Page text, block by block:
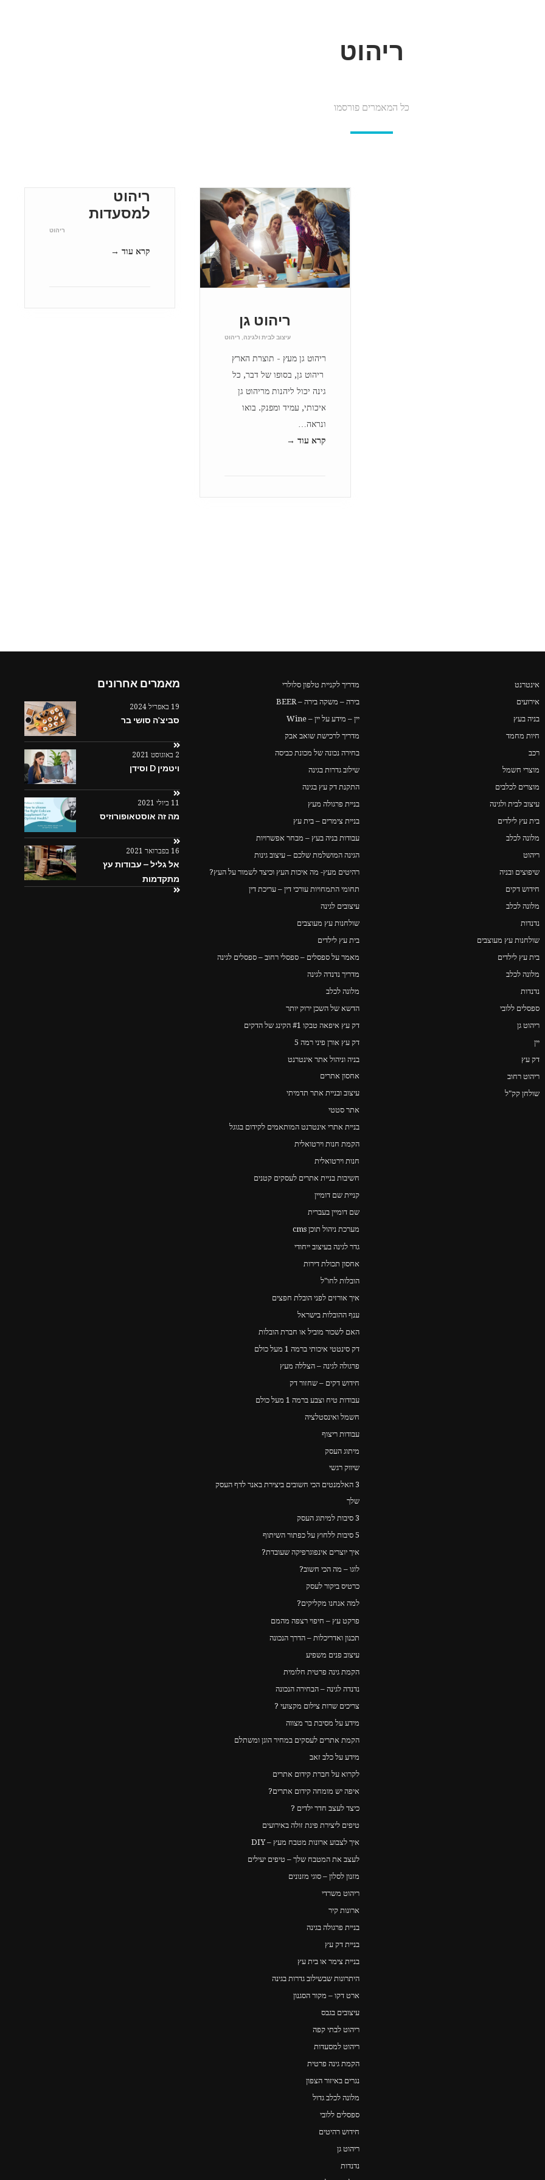
ריהוט
כל המאמרים פורסמו
ריהוט
למסעדות
ריהוט
קרא עוד →
ריהוט גן
עיצוב לבית ולגינה, ריהוט
ריהוט גן מעץ - תוצרת הארץ
ריהוט גן, בסופו של דבר, כל
גינה יכול ליהנות מריהוט גן
איכותי, עמיד ומפנק. בואו
ונראה…
קרא עוד →
מאמרים אחרונים
19 באפריל 2024
סביצ'ה סושי בר
2 באוגוסט 2021
ויטמין D וסידן
11 ביולי 2021
מה זה אוסטאופורוזיס
16 בפברואר 2021
אל גליל – עבודות עץ
מתקדמות
מדריך לקניית טלפון סלולרי
בירה – משקה בירה – BEER
יין – מידע על יין – Wine
מדריך לרכישת שואב אבק
בחירה נכונה של מכונת כביסה
שילוב גדרות בגינה
התקנת דק עץ בגינה
בניית פרגולה מעץ
בניית צימרים – בית עץ
עבודות בניה בעץ – מבחר אפשרויות
הגינה המושלמת שלכם – עיצוב גינות
רהיטים מעץ- מה איכות העץ וכיצד לשמור על העץ?
תחומי התמחויות עורכי דין – עריכת דין
עיצובים לגינה
שולחנות עץ מעוצבים
בית עץ לילדים
מאמר על ספסלים – ספסלי רחוב – ספסלים לגינה
מדריך נדנדה לגינה
מלונה לכלב
הדשא של השכן ירוק יותר
דק עץ איפאה טבקו #1 הקינג של הדקים
דק עץ אורן פיני רמה 5
בניה וניהול אתר אינטרנט
אחסון אתרים
עיצוב ובניית אתר תדמיתי
אתר סטטי
בניית אתרי אינטרנט המותאמים לקידום בגוגל
הקמת חנות וירטואלית
חנות וירטואלית
חשיבות בניית אתרים לעסקים קטנים
קניית שם דומיין
שם דומיין בעברית
מערכת ניהול תוכן cms
גדר לגינה בעיצוב ייחודי
אחסון תכולת דירות
הובלות לחו"ל
איך אורזים לפני הובלת חפצים
ענף ההובלות בישראל
האם לשכור מוביל או חברת הובלות
דק סינטטי איכותי ברמה 1 מעל כולם
פרגולה לגינה – הצללה מעץ
חידוש דקים – שחזור דק
עבודות טיח וצבע ברמה 1 מעל כולם
חשמל ואינסטלציה
עבודות ריצוף
מיתוג העסק
שיווק רגשי
3 האלמנטים הכי חשובים ביצירת באנר לדף העסק
שלך
3 סיבות למיתוג העסק
5 סיבות ללחוץ על כפתור השיתוף
איך יוצרים אינפוגרפיקה שעובדת?
לוגו – מה הכי חשוב?
כרטיס ביקור לעסק
למה אנחנו מקליקים?
פרקט עץ – חיפוי רצפה מהמם
תכנון ואדריכלות – הדרך הנכונה
עיצוב פנים משפיע
הקמת גינה פרטית חלומית
נדנדה לגינה – הבחירה הנכונה
צריכים שרות צילום מקצועי ?
מידע על מסיבת בר מצווה
הקמת אתרים לעסקים במחיר הוגן ומשתלם
מידע על כלב זאב
לקרוא על חברת קידום אתרים
איפה יש מומחה קידום אתרים?
כיצד לעצב חדר ילדים ?
טיפים ליצירת פינת זולה באירועים
איך לצבוע ארונות מטבח מעץ – DIY
לעצב את המטבח שלך – טיפים יעילים
מזנון לסלון – סוגי מזנונים
ריהוט משרדי
ארונות קיר
בניית פרגולה בגינה
בניית דק עץ
בניית צימר או בית עץ
היתרונות שבשילוב גדרות בגינה
ארט דקו – מקור הסגנון
עיצובים בגבס
ריהוט לבתי קפה
ריהוט למסעדות
הקמת גינה פרטית
נגרים באיזור הצפון
מלונה לכלב גדול
ספסלים ללובי
חידוש רהיטים
ריהוט גן
נדנדות
אינטרנט
אירועים
בניה בעץ
חיות מחמד
רכב
מוצרי חשמל
מוצרים לכלבים
עיצוב לבית ולגינה
בית עץ לילדים
מלונה לכלב
ריהוט
שיפוצים ובניה
חידוש דקים
מלונה לכלב
נדנדות
שולחנות עץ מעוצבים
בית עץ לילדים
מלונה לכלב
נדנדות
ספסלים ללובי
ריהוט גן
יין
דק עץ
ריהוט רחוב
שולחן קק"ל